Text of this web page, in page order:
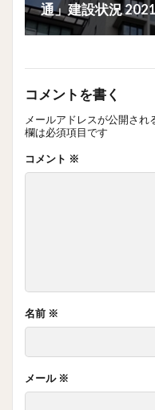
通」建設状況
コメントを書く
メールアドレスが公開され
欄は必須項目です
コメント ※
名前 ※
メール ※